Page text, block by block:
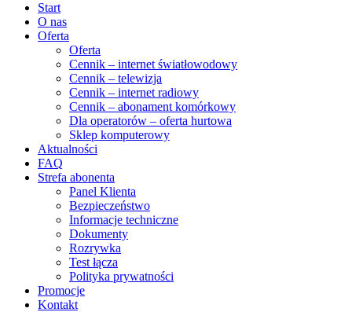
Start
O nas
Oferta
Oferta
Cennik – internet światłowodowy
Cennik – telewizja
Cennik – internet radiowy
Cennik – abonament komórkowy
Dla operatorów – oferta hurtowa
Sklep komputerowy
Aktualności
FAQ
Strefa abonenta
Panel Klienta
Bezpieczeństwo
Informacje techniczne
Dokumenty
Rozrywka
Test łącza
Polityka prywatności
Promocje
Kontakt